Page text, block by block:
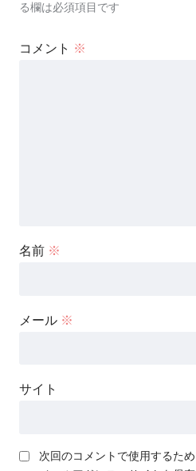
る欄は必須項目です
コメント ※
名前 ※
メール ※
サイト
次回のコメントで使用するた